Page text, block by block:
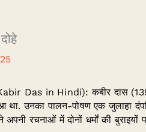
Das in Hindi): कबीर दास
उनका पालन-पोषण एक जुलाहा
रचनाओं में दोनों धर्मों की बुराइयों